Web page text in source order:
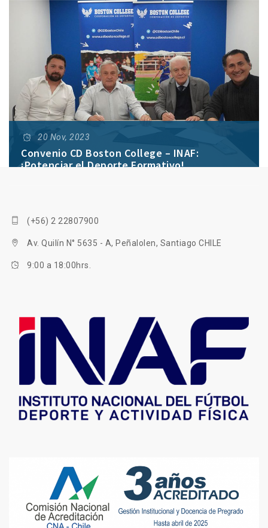
20 Nov, 2023
Convenio CD Boston College – INAF:
¡Potenciar el Deporte Formativo!
(+56) 2 22807900
Av. Quilín N° 5635 - A, Peñalolen, Santiago CHILE
9:00 a 18:00hrs.